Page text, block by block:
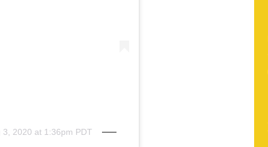
3, 2020 at 1:36pm PDT